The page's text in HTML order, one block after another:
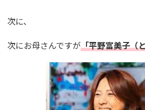
次に、
次にお母さんですが「平野富美子（